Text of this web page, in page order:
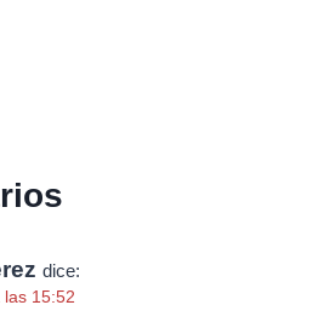
dice:
las 15:52